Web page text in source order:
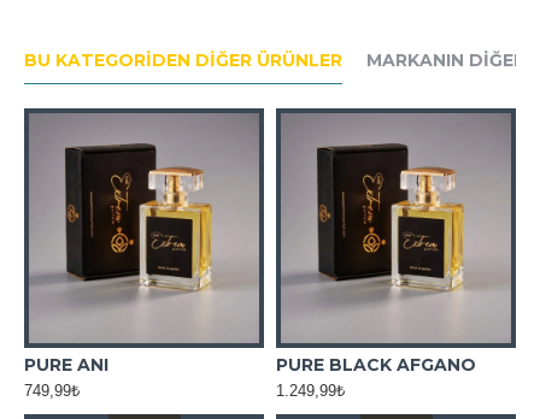
BU KATEGORIDEN DIĞER ÜRÜNLER MARKANIN DIĞER
PURE ANI
749,99₺
PURE BLACK AFGANO
1.249,99₺